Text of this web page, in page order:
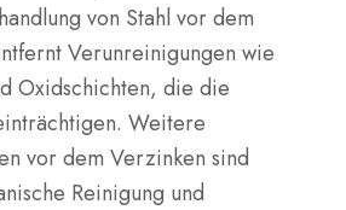
von Stahl vor dem
Verunreinigungen wie
Oxidschichten, die die
Weitere
vor dem Verzinken sind
Reinigung und